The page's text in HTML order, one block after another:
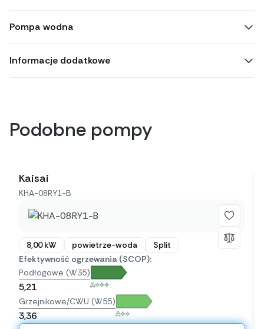
Pompa wodna
Informacje dodatkowe
Podobne pompy
Kaisai
KHA-08RY1-B
8,00 kW powietrze-woda
Split
Efektywność ogrzewania (SCOP):
Podłogowe (W35)
5,21 A+++
Grzejnikowe/CWU (W55)
3,36 A++